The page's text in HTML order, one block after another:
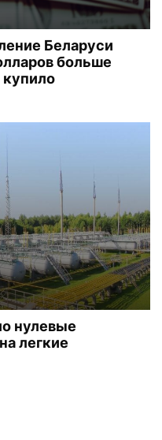
Беларуси
больше
нулевые
легкие